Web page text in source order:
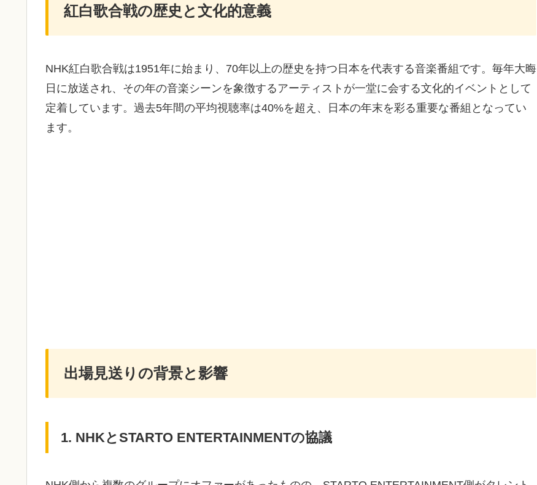
紅白歌合戦の歴史と文化的意義
NHK紅白歌合戦は1951年に始まり、70年以上の歴史を持つ日本を代表する音楽番組です。毎年大晦
日に放送され、その年の音楽シーンを象徴するアーティストが一堂に会する文化的イベントとして
定着しています。過去5年間の平均視聴率は40%を超え、日本の年末を彩る重要な番組となってい
ます。
出場見送りの背景と影響
1. NHKとSTARTO ENTERTAINMENTの協議